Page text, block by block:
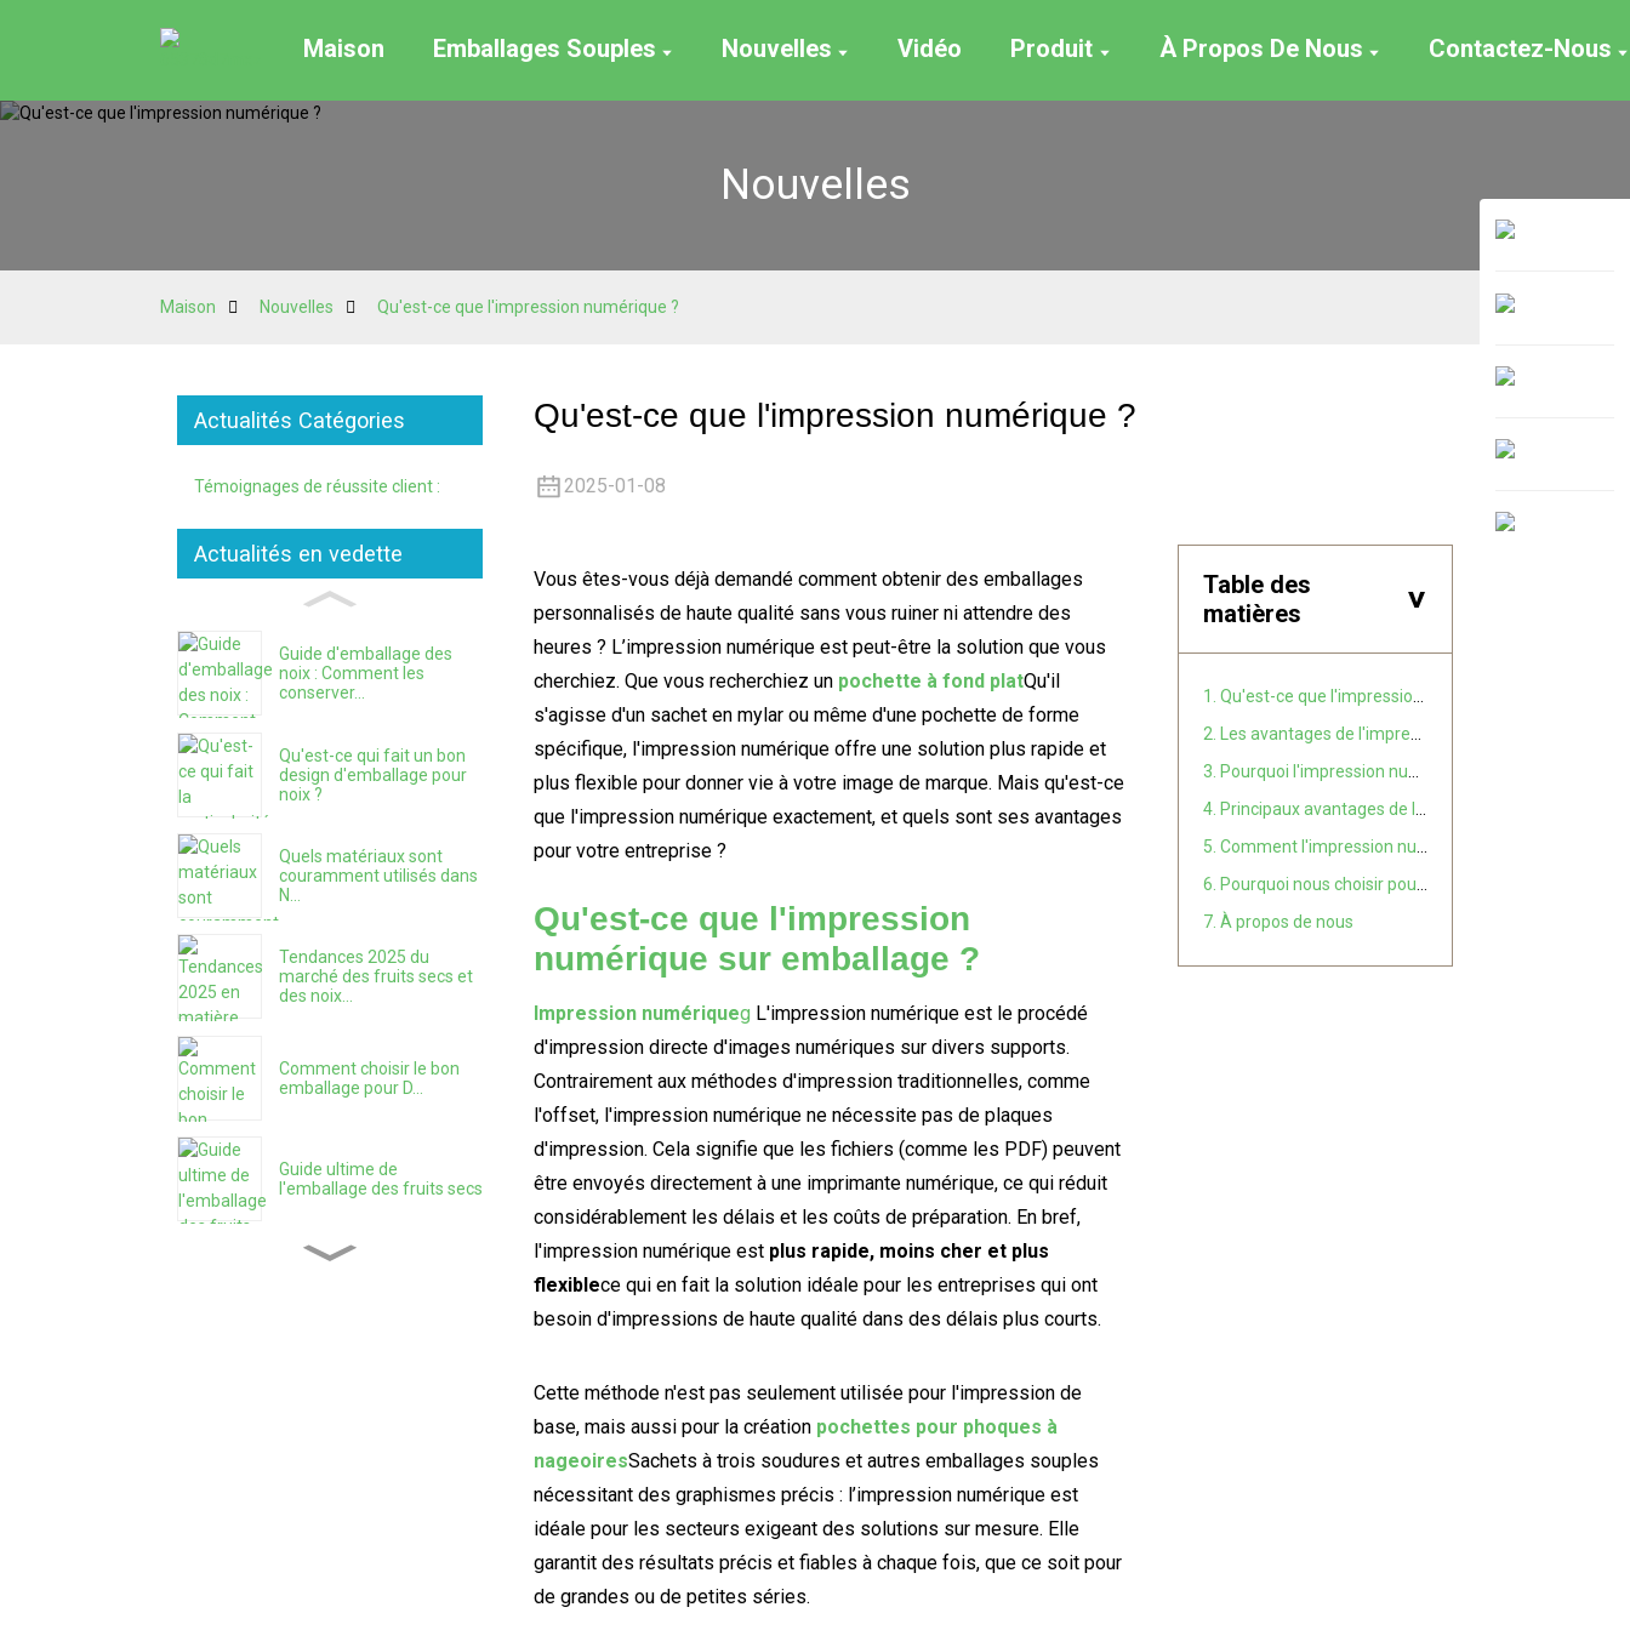
Maison Emballages Souples Nouvelles Vidéo Produit À Propos De Nous Contactez-Nous
Nouvelles
Maison Nouvelles Qu'est-ce que l'impression numérique ?
Actualités Catégories
Témoignages de réussite client :
Actualités en vedette
Guide d'emballage des
noix : Comment les
conserver...
Qu'est-ce qui fait un bon
design d'emballage pour
noix ?
Quels matériaux sont
couramment utilisés dans
N...
Tendances 2025 du
marché des fruits secs et
des noix...
Comment choisir le bon
emballage pour D...
Guide ultime de
l'emballage des fruits secs
Qu'est-ce que l'impression numérique ?
2025-01-08
Vous êtes-vous déjà demandé comment obtenir des emballages
personnalisés de haute qualité sans vous ruiner ni attendre des
heures ? L’impression numérique est peut-être la solution que vous
cherchiez. Que vous recherchiez un pochette à fond platQu'il
s'agisse d'un sachet en mylar ou même d'une pochette de forme
spécifique, l'impression numérique offre une solution plus rapide et
plus flexible pour donner vie à votre image de marque. Mais qu'est-ce
que l'impression numérique exactement, et quels sont ses avantages
pour votre entreprise ?
Qu'est-ce que l'impression
numérique sur emballage ?
Impression numériqueg L'impression numérique est le procédé
d'impression directe d'images numériques sur divers supports.
Contrairement aux méthodes d'impression traditionnelles, comme
l'offset, l'impression numérique ne nécessite pas de plaques
d'impression. Cela signifie que les fichiers (comme les PDF) peuvent
être envoyés directement à une imprimante numérique, ce qui réduit
considérablement les délais et les coûts de préparation. En bref,
l'impression numérique est plus rapide, moins cher et plus
flexiblece qui en fait la solution idéale pour les entreprises qui ont
besoin d'impressions de haute qualité dans des délais plus courts.
Cette méthode n'est pas seulement utilisée pour l'impression de
base, mais aussi pour la création pochettes pour phoques à
nageoiresSachets à trois soudures et autres emballages souples
nécessitant des graphismes précis : l’impression numérique est
idéale pour les secteurs exigeant des solutions sur mesure. Elle
garantit des résultats précis et fiables à chaque fois, que ce soit pour
de grandes ou de petites séries.
Table des
matières
>
7. À propos de nous